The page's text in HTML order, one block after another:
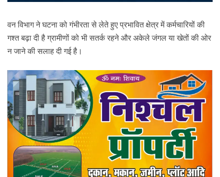
वन विभाग ने घटना को गंभीरता से लेते हुए प्रभावित क्षेत्र में कर्मचारियों की
गश्त बढ़ा दी है ग्रामीणों को भी सतर्क रहने और अकेले जंगल या खेतों की ओर
न जाने की सलाह दी गई है।